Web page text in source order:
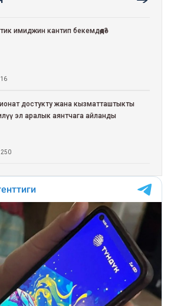
имиджин кантип бекемдөөдө?
достукту жана кызматташтыкты
эл аралык аянтчага айланды